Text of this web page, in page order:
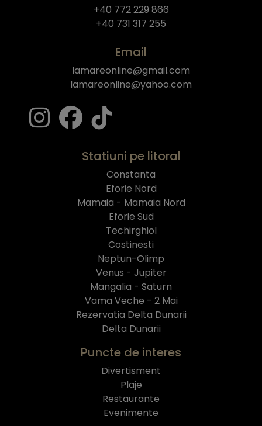
+40 772 229 866
+40 731 317 255
Email
lamareonline@gmail.com
lamareonline@yahoo.com
Statiuni pe litoral
Constanta
Eforie Nord
Mamaia - Mamaia Nord
Eforie Sud
Techirghiol
Costinesti
Neptun-Olimp
Venus - Jupiter
Mangalia - Saturn
Vama Veche - 2 Mai
Rezervatia Delta Dunarii
Delta Dunarii
Puncte de interes
Divertisment
Plaje
Restaurante
Evenimente